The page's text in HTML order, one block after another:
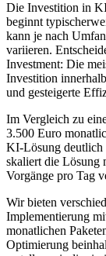
Die Investition in
beginnt
kann je nach
variieren.
Investment: Die
Investition
und gesteigerte
Im Vergleich zu
3.500 Euro
KI-Lösung deutlich
skaliert die Lösung
Vorgänge pro Tag
Wir bieten
Implementierung
monatlichen
Optimierung